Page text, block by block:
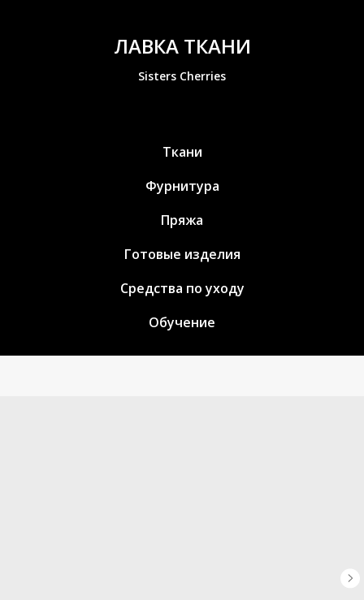
ЛАВКА ТКАНИ
Sisters Cherries
Ткани
Фурнитура
Пряжа
Готовые изделия
Средства по уходу
Обучение